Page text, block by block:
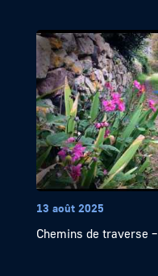
13 août 2025
Chemins de traverse